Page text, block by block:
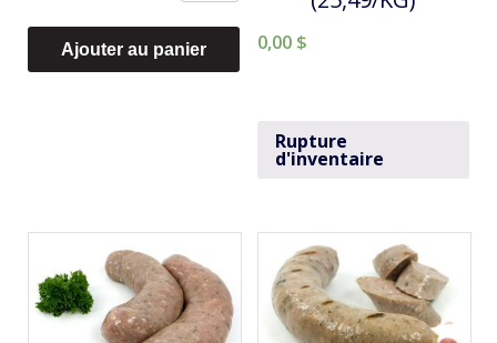
Toulouse
(25,49/KG)
Ajouter au panier 0,00 $
Rupture
d'inventaire